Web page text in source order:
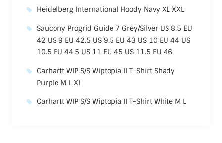
Heidelberg International Hoody Navy XL XXL
Saucony Progrid Guide 7 Grey/Silver US 8.5 EU
42 US 9 EU 42.5 US 9.5 EU 43 US 10 EU 44 US
10.5 EU 44.5 US 11 EU 45 US 11.5 EU 46
Carhartt WIP S/S Wiptopia II T-Shirt Shady
Purple M L XL
Carhartt WIP S/S Wiptopia II T-Shirt White M L